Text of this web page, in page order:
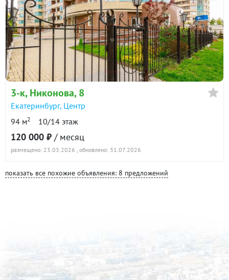
3-к, Никонова, 8
Екатеринбург, Центр
94 м2 10/14 этаж
120 000 ₽ / месяц
размещено: 23.03.2026 , обновлено: 31.07.2026
показать все похожие объявления: 8 предложений